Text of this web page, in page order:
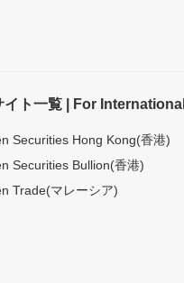
イト一覧 | For International
Securities Hong Kong(香港)
Securities Bullion(香港)
Trade(マレーシア)